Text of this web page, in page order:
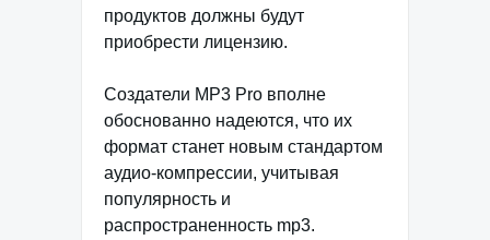
продуктов должны будут
приобрести лицензию.
Создатели MP3 Pro вполне
обоснованно надеются, что их
формат станет новым стандартом
аудио-компрессии, учитывая
популярность и
распространенность mp3.